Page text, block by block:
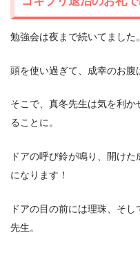
勉強会は夜まで続いてました。
頭を使い過ぎて、成幸のお腹
そこで、真冬先生は気を利
ることに。
ドアの呼び鈴が鳴り、開け
になります！
ドアの目の前には理珠、そ
先生。